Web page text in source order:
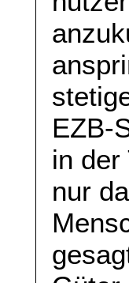
EZB-
in der
nur